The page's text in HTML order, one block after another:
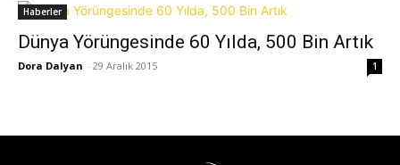
Haberler
Dünya Yörüngesinde 60 Yılda, 500 Bin Artık
Dora Dalyan - 29 Aralık 2015 1